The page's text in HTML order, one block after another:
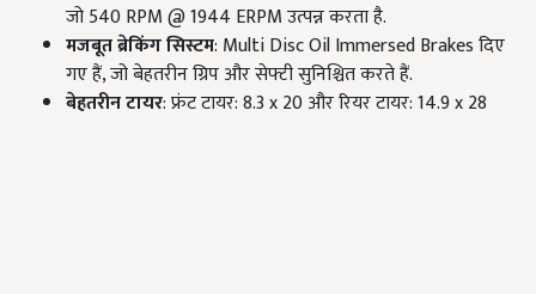
जो 540 RPM @ 1944 ERPM उत्पन्न करता है.
मजबूत ब्रेकिंग सिस्टम: Multi Disc Oil Immersed Brakes दिए
गए हैं, जो बेहतरीन ग्रिप और सेफ्टी सुनिश्चित करते हैं.
बेहतरीन टायर: फ्रंट टायर: 8.3 x 20 और रियर टायर: 14.9 x 28